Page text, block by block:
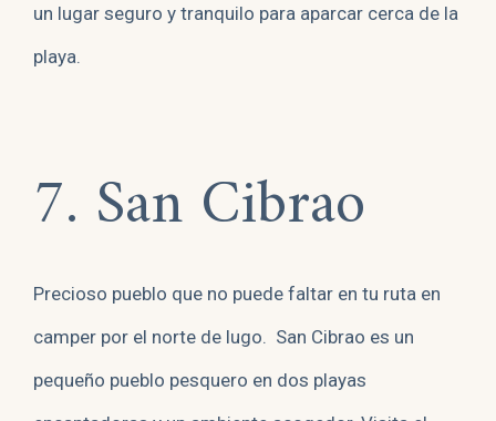
un lugar seguro y tranquilo para aparcar cerca de la
playa.
7. San Cibrao
Precioso pueblo que no puede faltar en tu ruta en
camper por el norte de lugo. San Cibrao es un
pequeño pueblo pesquero en dos playas